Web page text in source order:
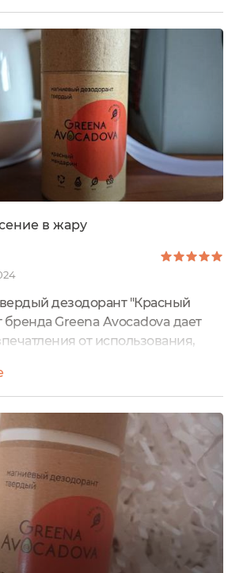
любимое мыло с ароматом
этот отзыв пишу с лёгкой
дезодорант от производителя
из моих любимых
так давно вышла обновлённая...
в жару
дезодорант "Красный
Greena Avocadova дает
от использования,
защиту от неприятного запаха и
Оформление дезодоранта
Натуральность во всем.
дезодоранта необходимо
И с первым разом у меня
Дезодорант...